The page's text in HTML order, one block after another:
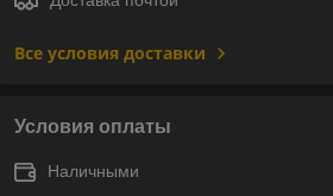
Все условия доставки
Условия оплаты
Наличными